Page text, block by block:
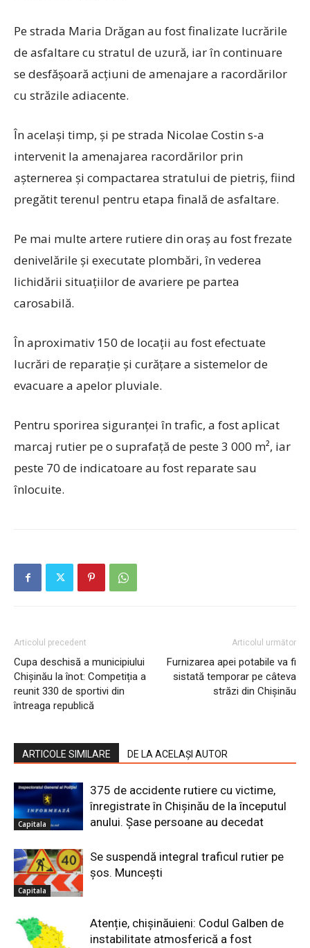
Pe strada Maria Drăgan au fost finalizate lucrările
de asfaltare cu stratul de uzură, iar în continuare
se desfășoară acțiuni de amenajare a racordărilor
cu străzile adiacente.
În același timp, și pe strada Nicolae Costin s-a
intervenit la amenajarea racordărilor prin
așternerea și compactarea stratului de pietriș, fiind
pregătit terenul pentru etapa finală de asfaltare.
Pe mai multe artere rutiere din oraș au fost frezate
denivelările și executate plombări, în vederea
lichidării situațiilor de avariere pe partea
carosabilă.
În aproximativ 150 de locații au fost efectuate
lucrări de reparație și curățare a sistemelor de
evacuare a apelor pluviale.
Pentru sporirea siguranței în trafic, a fost aplicat
marcaj rutier pe o suprafață de peste 3 000 m², iar
peste 70 de indicatoare au fost reparate sau
înlocuite.
Articolul precedent
Cupa deschisă a municipiului
Chișinău la înot: Competiția a
reunit 330 de sportivi din
întreaga republică
Articolul următor
Furnizarea apei potabile va fi
sistată temporar pe câteva
străzi din Chișinău
ARTICOLE SIMILARE DE LA ACELAȘI AUTOR
Capitala
375 de accidente rutiere cu victime,
înregistrate în Chișinău de la începutul
anului. Șase persoane au decedat
Capitala
Se suspendă integral traficul rutier pe
șos. Muncești
Atenție, chișinăuieni: Codul Galben de
instabilitate atmosferică a fost